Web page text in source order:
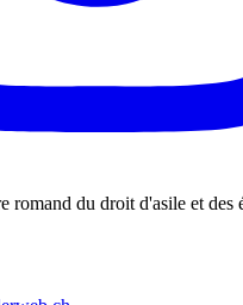
romand du droit d'asile et des